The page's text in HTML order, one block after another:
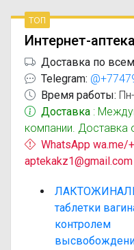
топ
Интернет-
Доставка по
Telegram:
Время работы:
Доставка :
компании. Доставка
WhatsApp wa.me/
aptekakz1@gmail.com
таблетки
контролем